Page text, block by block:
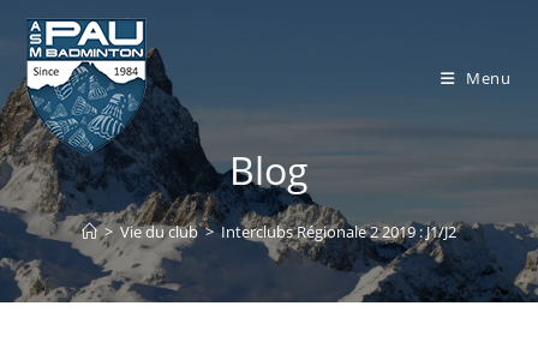
Skip
content
Menu
Blog
> Vie du club > Interclubs Régionale 2 2019 : J1/J2